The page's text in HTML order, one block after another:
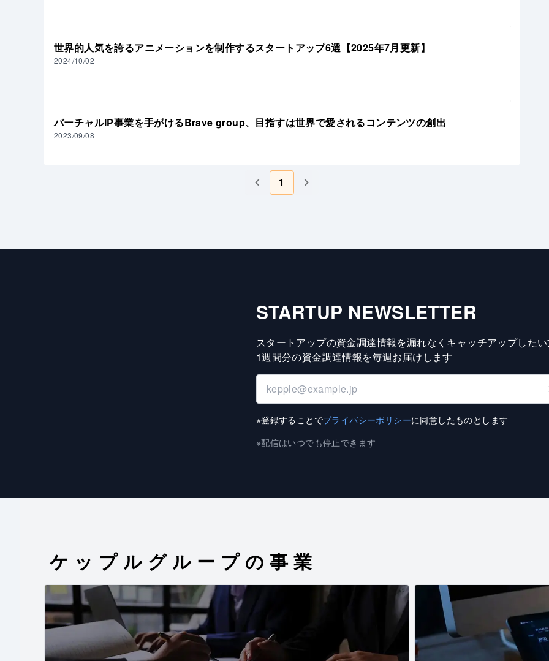
世界的人気を誇るアニメーションを制作するスタートアップ6選【2025年7月更新】
2024/10/02
バーチャルIP事業を手がけるBrave group、目指すは世界で愛されるコンテンツの創出
2023/09/08
1
STARTUP NEWSLETTER
スタートアップの資金調達情報を漏れなくキャッチアップした
1週間分の資金調達情報を毎週お届けします
※登録することでプライバシーポリシーに同意したものとします
※配信はいつでも停止できます
ケップルグループの事業